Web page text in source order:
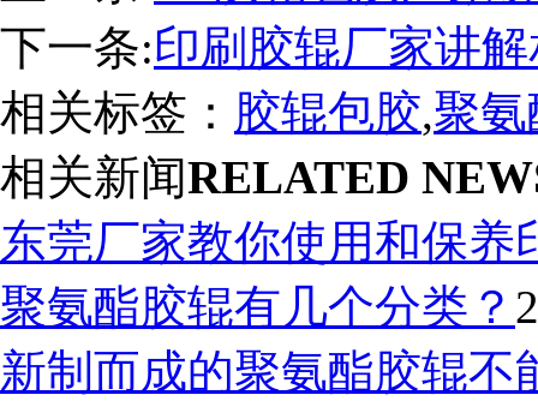
下一条:印刷胶辊厂家讲
相关标签： 胶辊包胶,聚
相关新闻RELATED
东莞厂家教你使用和保养
聚氨酯胶辊有几个分类？
新制而成的聚氨酯胶辊不